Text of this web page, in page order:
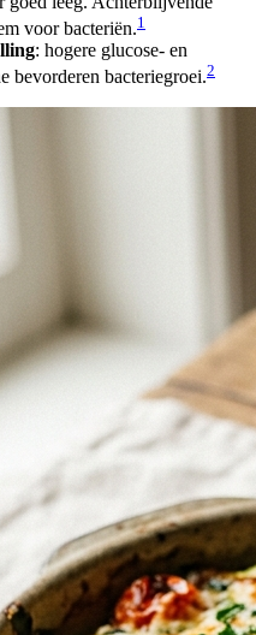
voor bacteriën.1
: hogere glucose- en
bevorderen bacteriegroei.2